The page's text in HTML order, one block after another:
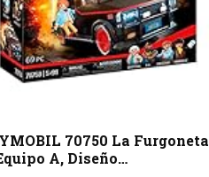
70750 La Furgoneta
A, Diseño…